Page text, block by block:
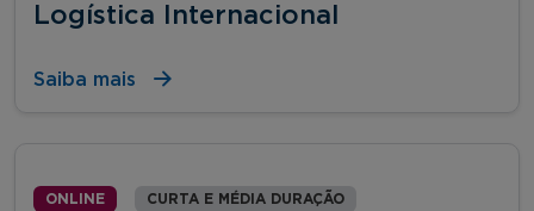
Logística Internacional
Saiba mais
ONLINE CURTA E MÉDIA DURAÇÃO